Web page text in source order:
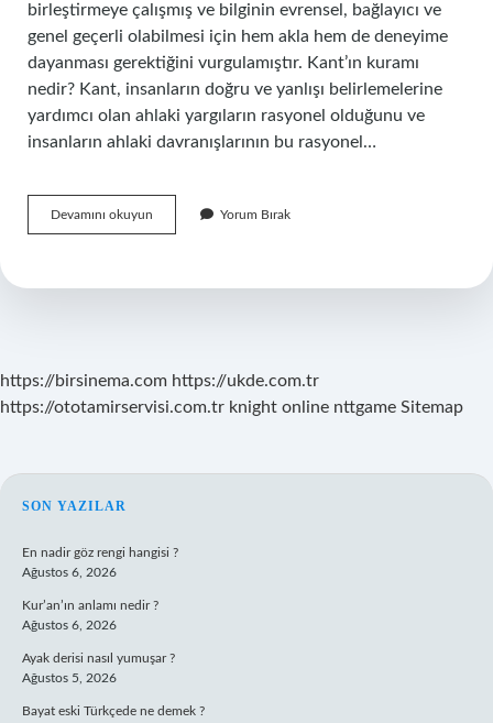
birleştirmeye çalışmış ve bilginin evrensel, bağlayıcı ve
genel geçerli olabilmesi için hem akla hem de deneyime
dayanması gerektiğini vurgulamıştır. Kant’ın kuramı
nedir? Kant, insanların doğru ve yanlışı belirlemelerine
yardımcı olan ahlaki yargıların rasyonel olduğunu ve
insanların ahlaki davranışlarının bu rasyonel…
Devamını okuyun
Ahlak
Temele
Yorum Bırak
https://birsinema.com https://ukde.com.tr
https://ototamirservisi.com.tr knight online nttgame Sitemap
SIDEBAR
SON YAZILAR
En nadir göz rengi hangisi ?
Ağustos 6, 2026
Kur’an’ın anlamı nedir ?
Ağustos 6, 2026
Ayak derisi nasıl yumuşar ?
Ağustos 5, 2026
Bayat eski Türkçede ne demek ?